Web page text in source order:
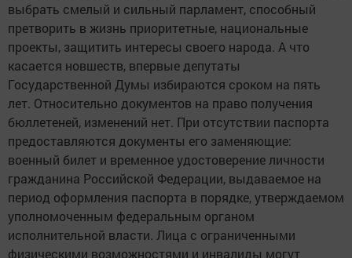
выбрать смелый и сильный парламент, способный
претворить в жизнь приоритетные, национальные
проекты, защитить интересы своего народа. А что
касается новшеств, впервые депутаты
Государственной Думы избираются сроком на пять
лет. Относительно документов на право получения
бюллетеней, изменений нет. При отсутствии паспорта
предоставляются документы его заменяющие:
военный билет и временное удостоверение личности
гражданина Российской Федерации, выдаваемое на
период оформления паспорта в порядке, утверждаемом
уполномоченным федеральным органом
исполнительной власти. Лица с ограниченными
физическими возможностями и инвалиды могут